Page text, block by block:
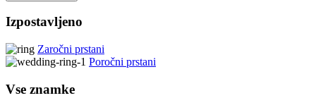
Izpostavljeno
Zaročni prstani
Poročni prstani
Vse znamke